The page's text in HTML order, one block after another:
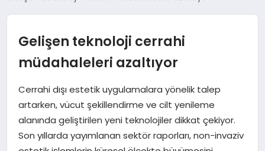
YAŞAM
TEKNOLOJI
SPOR
SAĞLIK
EKONOMI
Gelişen teknoloji cerrahi
müdahaleleri azaltıyor
Cerrahi dışı estetik uygulamalara yönelik talep
artarken, vücut şekillendirme ve cilt yenileme
alanında geliştirilen yeni teknolojiler dikkat çekiyor.
Son yıllarda yayımlanan sektör raporları, non-invaziv